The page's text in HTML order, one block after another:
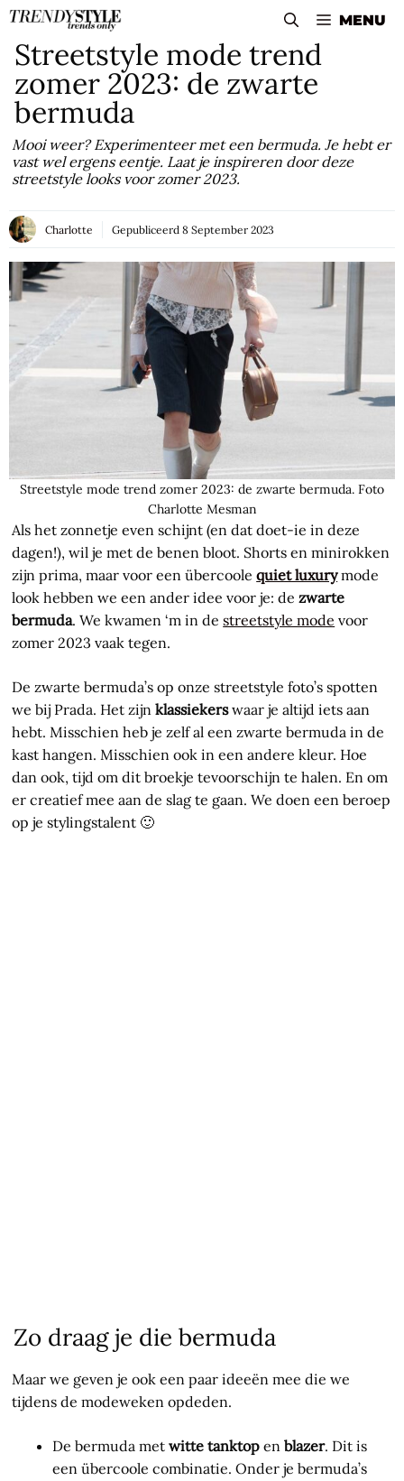
Skip
content
MENU
Streetstyle mode trend
zomer 2023: de zwarte
bermuda
Mooi weer? Experimenteer met een bermuda. Je hebt er
vast wel ergens eentje. Laat je inspireren door deze
streetstyle looks voor zomer 2023.
Charlotte Gepubliceerd 8 September 2023
Streetstyle mode trend zomer 2023: de zwarte bermuda. Foto
Charlotte Mesman
Als het zonnetje even schijnt (en dat doet-ie in deze
dagen!), wil je met de benen bloot. Shorts en minirokken
zijn prima, maar voor een übercoolequiet luxurymode
look hebben we een ander idee voor je: dezwarte
bermuda. We kwamen ‘m in destreetstyle mode voor
zomer 2023 vaak tegen.
De zwarte bermuda’s op onze streetstyle foto’s spotten
we bij Prada. Het zijnklassiekerswaar je altijd iets aan
hebt. Misschien heb je zelf al een zwarte bermuda in de
kast hangen. Misschien ook in een andere kleur. Hoe
dan ook, tijd om dit broekje tevoorschijn te halen. En om
er creatief mee aan de slag te gaan. We doen een beroep
op je stylingstalent 🙂
Zo draag je die bermuda
Maar we geven je ook een paar ideeën mee die we
tijdens de modeweken opdeden.
De bermuda met witte tanktop en blazer. Dit is
een übercoole combinatie. Onder je bermuda’s